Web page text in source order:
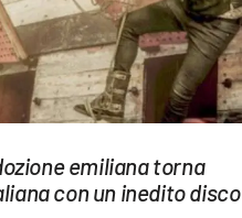
emiliana torna
con un inedito disco